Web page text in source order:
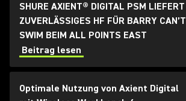
SHURE AXIENT® DIGITAL PSM LIEFERT
ZUVERLÄSSIGES HF FÜR BARRY CAN’T
SWIM BEIM ALL POINTS EAST
Beitrag lesen
Optimale Nutzung von Axient Digital